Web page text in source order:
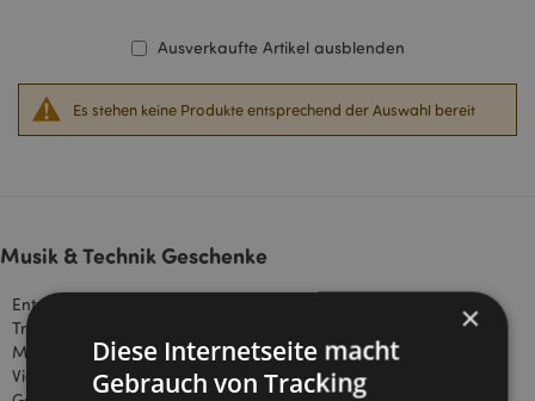
Es stehen keine Produkte entsprechend der Auswahl bereit
Ausverkaufte Artikel ausblenden
Musik & Technik Geschenke
Entdecken Sie hier eine breite Auswahl an
Trendartikel und Geschenke für
Musikliebhaber, Technikbeigeisterte und
Videospiel Fans! Wir haben viele einzigartige
Kategorien
für Sie:
×
Diese Internetseite macht
Gebrauch von Tracking